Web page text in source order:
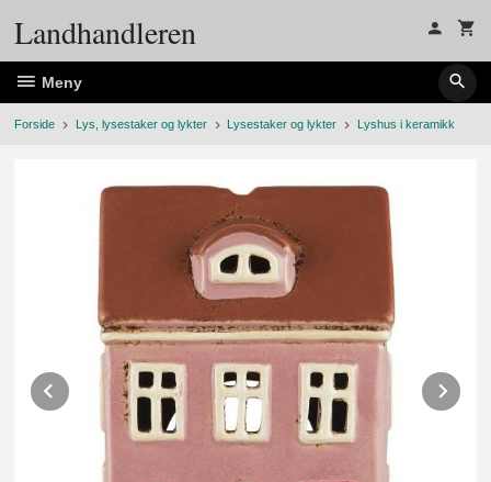
Landhandleren
Meny
Forside Lys, lysestaker og lykter Lysestaker og lykter Lyshus i keramikk
Prev